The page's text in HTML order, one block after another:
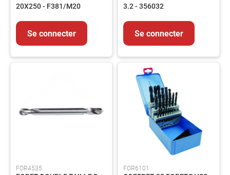
LUBRIFIANTS
GRAISSES
PEINTURES
ET
REVETEMENTS
DE
TRAITEMENT
20X250 - F381/M20
Se connecter
3.2 - 356032
Se connecter
FOR4535 FOR6101